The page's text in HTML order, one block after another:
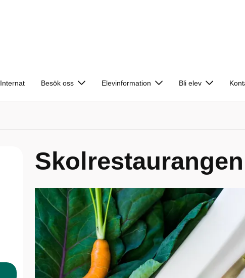
Internat Besök oss Elevinformation Bli elev
Skolrestaurangen